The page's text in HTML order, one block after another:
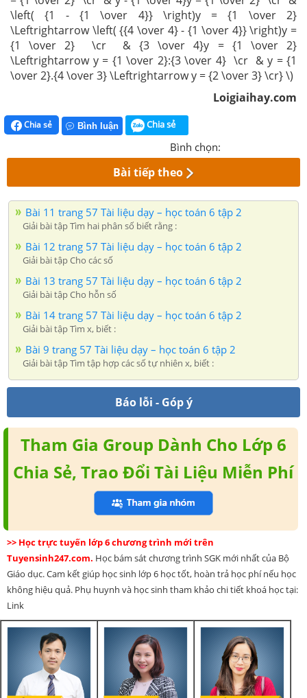
\left( {1 - {1 \over 4}} \right)y = {1 \over 2}
\Leftrightarrow \left( {{4 \over 4} - {1 \over 4}} \right)y =
{1 \over 2} \cr & {3 \over 4}y = {1 \over 2}
\Leftrightarrow y = {1 \over 2}:{3 \over 4} \cr & y = {1
\over 2}.{4 \over 3} \Leftrightarrow y = {2 \over 3} \cr} \)
Loigiaihay.com
Chia sẻ Bình luận Chia sẻ
Bình chọn:
Bài tiếp theo
Bài 11 trang 57 Tài liệu dạy – học toán 6 tập 2
Giải bài tập Tìm hai phân số biết rằng :
Bài 12 trang 57 Tài liệu dạy – học toán 6 tập 2
Giải bài tập Cho các số
Bài 13 trang 57 Tài liệu dạy – học toán 6 tập 2
Giải bài tập Cho hỗn số
Bài 14 trang 57 Tài liệu dạy – học toán 6 tập 2
Giải bài tập Tìm x, biết :
Bài 9 trang 57 Tài liệu dạy – học toán 6 tập 2
Giải bài tập Tìm tập hợp các số tự nhiên x, biết :
Báo lỗi - Góp ý
Tham Gia Group Dành Cho Lớp 6
Chia Sẻ, Trao Đổi Tài Liệu Miễn Phí
>> Học trực tuyến lớp 6 chương trình mới trên
Tuyensinh247.com. Học bám sát chương trình SGK mới nhất của Bộ
Giáo dục. Cam kết giúp học sinh lớp 6 học tốt, hoàn trả học phí nếu học
không hiệu quả. Phụ huynh và học sinh tham khảo chi tiết khoá học tại:
Link